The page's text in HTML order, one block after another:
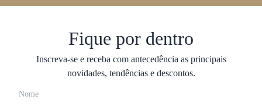
Fique por dentro
Inscreva-se e receba com antecedência as principais
novidades, tendências e descontos.